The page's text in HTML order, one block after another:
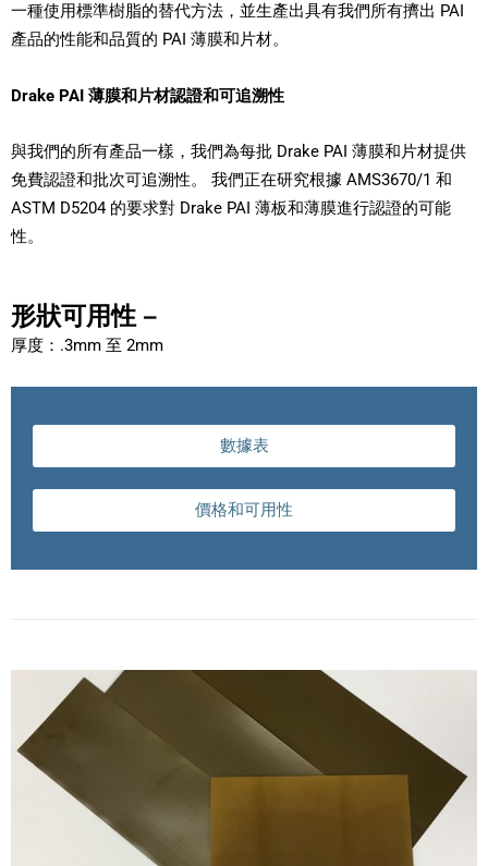
一種使用標準樹脂的替代方法，並生產出具有我們所有擠出 PAI
產品的性能和品質的 PAI 薄膜和片材。
Drake PAI 薄膜和片材認證和可追溯性
與我們的所有產品一樣，我們為每批 Drake PAI 薄膜和片材提供
免費認證和批次可追溯性。 我們正在研究根據 AMS3670/1 和
ASTM D5204 的要求對 Drake PAI 薄板和薄膜進行認證的可能
性。
形狀可用性 –
厚度：.3mm 至 2mm
數據表
價格和可用性